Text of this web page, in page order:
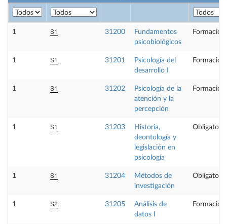
1 S1 31200
Fundamentos
psicobiológicos
Formación
1 S1 31201
Psicología del
desarrollo I
Formación
1 S1 31202
Psicología de la
atención y la
percepción
Formación
1 S1 31203
Historia,
deontología y
legislación en
psicología
Obligatoria
1 S1 31204
Métodos de
investigación
Obligatoria
1 S2 31205
Análisis de
datos I
Formación